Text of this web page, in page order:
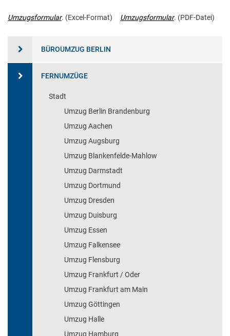
Umzugsformular. (Excel-Format) Umzugsformular. (PDF-Datei)
BÜROUMZUG BERLIN
FERNUMZÜGE
Stadt
Umzug Berlin Brandenburg
Umzug Aachen
Umzug Augsburg
Umzug Blankenfelde-Mahlow
Umzug Darmstadt
Umzug Dortmund
Umzug Dresden
Umzug Duisburg
Umzug Essen
Umzug Falkensee
Umzug Flensburg
Umzug Frankfurt / Oder
Umzug Frankfurt am Main
Umzug Göttingen
Umzug Halle
Umzug Hamburg